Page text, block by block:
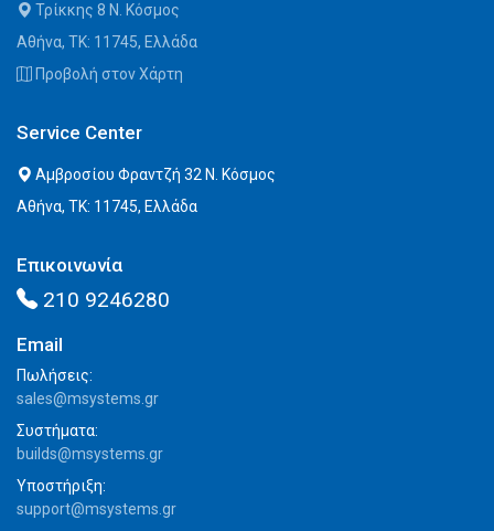
Τρίκκης 8 Ν. Κόσμος
Αθήνα, ΤΚ: 11745, Ελλάδα
Προβολή στον Χάρτη
Service Center
Αμβροσίου Φραντζή 32 Ν. Κόσμος
Αθήνα, ΤΚ: 11745, Ελλάδα
Επικοινωνία
210 9246280
Email
Πωλήσεις:
sales@msystems.gr
Συστήματα:
builds@msystems.gr
Υποστήριξη:
support@msystems.gr